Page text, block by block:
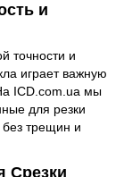
и
точности и
играет важную
ICD.com.ua мы
для резки
без трещин и
Срезки